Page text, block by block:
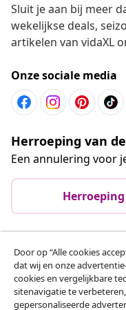
Sluit je aan bij meer
wekelijkse deals,
artikelen van vidaXL
Onze sociale media
Herroeping van
Een annulering voor
Klantenservice
Zakelijk
Door op “Alle cookies
dat wij en onze
cookies en vergelijkbare
sitenavigatie te
gepersonaliseerde